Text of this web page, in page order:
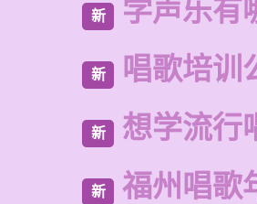
新 学声乐有
新 唱歌培训
新 想学流行
新 福州唱歌